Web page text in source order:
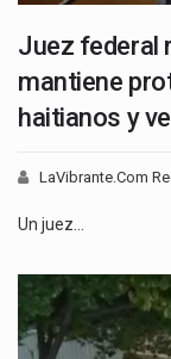
Juez federal
mantiene
haitianos y
LaVibrante.Com
Un juez…